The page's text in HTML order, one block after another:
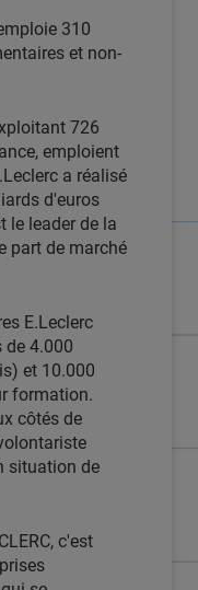
310
et non-
726
emploient
a réalisé
d'euros
le leader de la
part de marché
E.Leclerc
de 4.000
et 10.000
formation.
côtés de
situation de
c'est